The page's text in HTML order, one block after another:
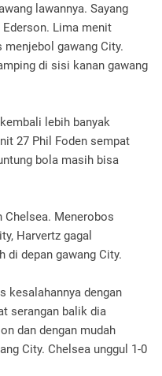
lawannya. Sayang
Lima menit
gawang City.
di sisi kanan gawang
lebih banyak
27 Phil Foden sempat
bola masih bisa
Chelsea. Menerobos
Harvertz gagal
di depan gawang City.
kesalahannya dengan
serangan balik dia
dan dengan mudah
City. Chelsea unggul 1-0